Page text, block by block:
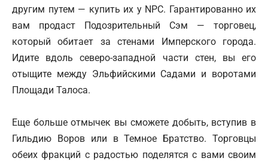
другим путем — купить их у NPC. Гарантированно их
вам продаст Подозрительный Сэм — торговец,
который обитает за стенами Имперского города.
Идите вдоль северо-западной части стен, вы его
отыщите между Эльфийскими Садами и воротами
Площади Талоса.
Еще больше отмычек вы сможете добыть, вступив в
Гильдию Воров или в Темное Братство. Торговцы
обеих фракций с радостью поделятся с вами своим